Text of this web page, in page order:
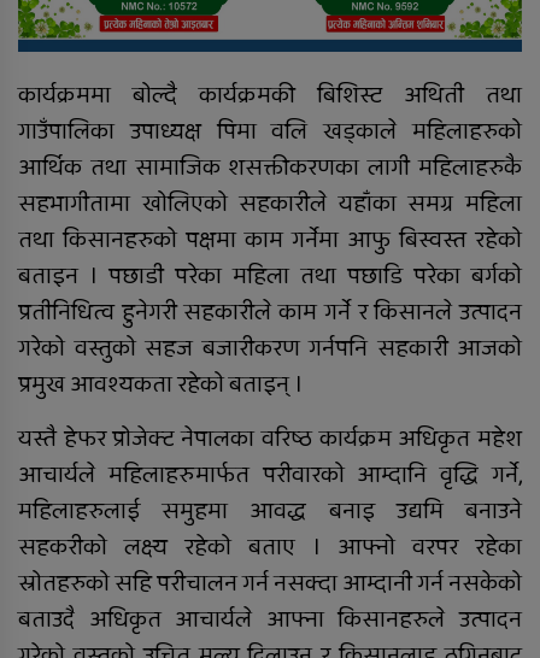
कार्यक्रममा बोल्दै कार्यक्रमकी बिशिस्ट अथिती तथा
गाउँपालिका उपाध्यक्ष पिमा वलि खड्काले महिलाहरुको
आर्थिक तथा सामाजिक शसक्तीकरणका लागी महिलाहरुकै
सहभागीतामा खोलिएको सहकारीले यहाँका समग्र महिला
तथा किसानहरुको पक्षमा काम गर्नेमा आफु बिस्वस्त रहेको
बताइन । पछाडी परेका महिला तथा पछाडि परेका बर्गको
प्रतीनिधित्व हुनेगरी सहकारीले काम गर्ने र किसानले उत्पादन
गरेको वस्तुको सहज बजारीकरण गर्नपनि सहकारी आजको
प्रमुख आवश्यकता रहेको बताइन् ।
यस्तै हेफर प्रोजेक्ट नेपालका वरिष्ठ कार्यक्रम अधिकृत महेश
आचार्यले महिलाहरुमार्फत परीवारको आम्दानि वृद्धि गर्ने,
महिलाहरुलाई समुहमा आवद्ध बनाइ उद्यमि बनाउने
सहकरीको लक्ष्य रहेको बताए । आफ्नो वरपर रहेका
स्रोतहरुको सहि परीचालन गर्न नसक्दा आम्दानी गर्न नसकेको
बताउदै अधिकृत आचार्यले आफ्ना किसानहरुले उत्पादन